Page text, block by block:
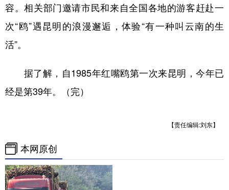
容。相关部门邀请市民和来自全国各地的游客赶赴一
次“鸥”遇昆明的浪漫邂逅，体验“有一种叫云南的生
活”。
据了解，自1985年红嘴鸥第一次来昆明，今年已
经是第39年。（完）
【责任编辑:刘东】
本网原创